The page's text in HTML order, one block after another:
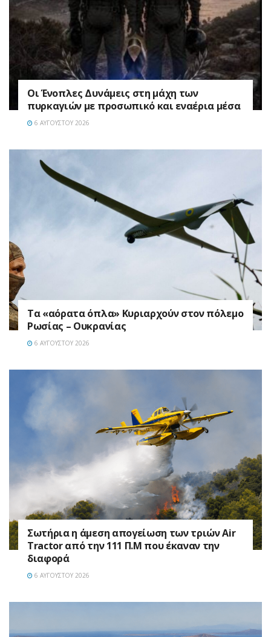
Οι Ένοπλες Δυνάμεις στη μάχη των
πυρκαγιών με προσωπικό και εναέρια μέσα
6 ΑΥΓΟΎΣΤΟΥ 2026
Τα «αόρατα όπλα» Κυριαρχούν στον πόλεμο
Ρωσίας – Ουκρανίας
6 ΑΥΓΟΎΣΤΟΥ 2026
Σωτήρια η άμεση απογείωση των τριών Air
Tractor από την 111 Π.M που έκαναν την
διαφορά
6 ΑΥΓΟΎΣΤΟΥ 2026